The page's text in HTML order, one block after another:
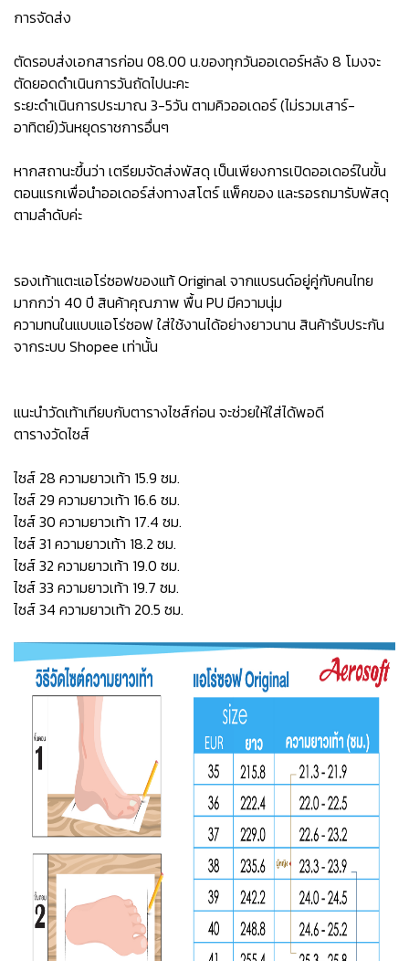
การจัดส่ง
ตัดรอบส่งเอกสารก่อน 08.00 น.ของทุกวันออเดอร์หลัง 8 โมงจะ
ตัดยอดดำเนินการวันถัดไปนะคะ
ระยะดำเนินการประมาณ 3-5วัน ตามคิวออเดอร์ (ไม่รวมเสาร์-
อาทิตย์)วันหยุดราชการอื่นๆ
หากสถานะขึ้นว่า เตรียมจัดส่งพัสดุ เป็นเพียงการเปิดออเดอร์ในขั้น
ตอนแรกเพื่อนำออเดอร์ส่งทางสโตร์ แพ็คของ และรอรถมารับพัสดุ
ตามลำดับค่ะ
รองเท้าแตะแอโร่ซอฟของแท้ Original จากแบรนด์อยู่คู่กับคนไทย
มากกว่า 40 ปี สินค้าคุณภาพ พื้น PU มีความนุ่ม
ความทนในแบบแอโร่ซอฟ ใส่ใช้งานได้อย่างยาวนาน สินค้ารับประกัน
จากระบบ Shopee เท่านั้น
แนะนำวัดเท้าเทียบกับตารางไซส์ก่อน จะช่วยให้ใส่ได้พอดี
ตารางวัดไซส์
ไซส์ 28 ความยาวเท้า 15.9 ซม.
ไซส์ 29 ความยาวเท้า 16.6 ซม.
ไซส์ 30 ความยาวเท้า 17.4 ซม.
ไซส์ 31 ความยาวเท้า 18.2 ซม.
ไซส์ 32 ความยาวเท้า 19.0 ซม.
ไซส์ 33 ความยาวเท้า 19.7 ซม.
ไซส์ 34 ความยาวเท้า 20.5 ซม.